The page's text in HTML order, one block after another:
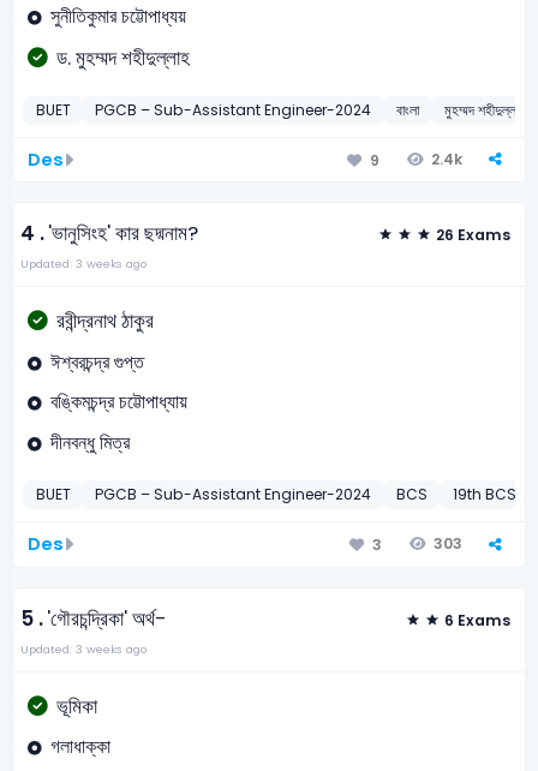
সুনীতিকুমার চট্টোপাধ্যয়
ড. মুহম্মদ শহীদুল্লাহ
BUET PGCB – Sub-Assistant Engineer-2024 বাংলা মুহম্মদ শহীদুল্লাহ
Des 9 2.4k
4 .'ভানুসিংহ' কার ছদ্মনাম? 26 Exams
Updated: 3 weeks ago
রবীন্দ্রনাথ ঠাকুর
ঈশ্বরচন্দ্র গুপ্ত
বঙ্কিমচন্দ্র চট্টোপাধ্যায়
দীনবন্ধু মিত্র
BUET PGCB – Sub-Assistant Engineer-2024 BCS 19th BCS
Des 3 303
5 .'গৌরচন্দ্রিকা' অর্থ- 6 Exams
Updated: 3 weeks ago
ভূমিকা
গলাধাক্কা